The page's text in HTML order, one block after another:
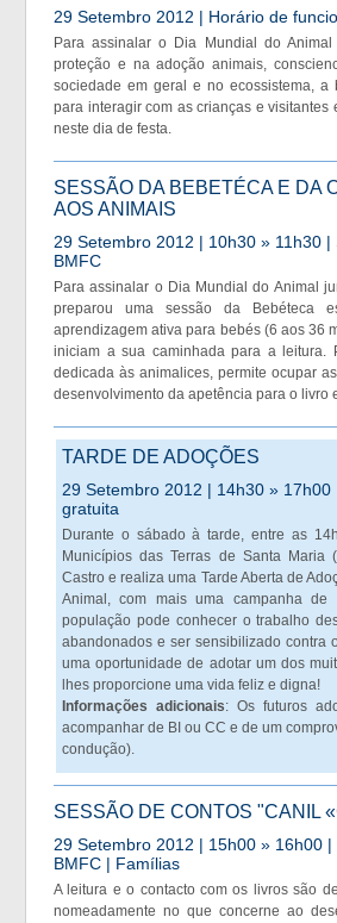
29 Setembro 2012 | Horário de
Para assinalar o Dia Mundial do
proteção e na adoção animais,
sociedade em geral e no ecossistema,
para interagir com as crianças e
neste dia de festa.
SESSÃO DA BEBETÉCA E DA
AOS ANIMAIS
29 Setembro 2012 | 10h30 » 11h30
BMFC
Para assinalar o Dia Mundial do Animal
preparou uma sessão da Bebéteca
aprendizagem ativa para bebés (6 aos 36
iniciam a sua caminhada para a leitura.
dedicada às animalices, permite ocupar
desenvolvimento da apetência para o livro
TARDE DE ADOÇÕES
29 Setembro 2012 | 14h30 »
gratuita
Durante o sábado à tarde, entre as
Municípios das Terras de Santa Maria
Castro e realiza uma Tarde Aberta de
Animal, com mais uma campanha
população pode conhecer o trabalho
abandonados e ser sensibilizado contra
uma oportunidade de adotar um dos
lhes proporcione uma vida feliz e digna!
Informações adicionais: Os futuros
acompanhar de BI ou CC e de um
condução).
SESSÃO DE CONTOS "CANIL
29 Setembro 2012 | 15h00 » 16h00
BMFC | Famílias
A leitura e o contacto com os livros são
nomeadamente no que concerne ao